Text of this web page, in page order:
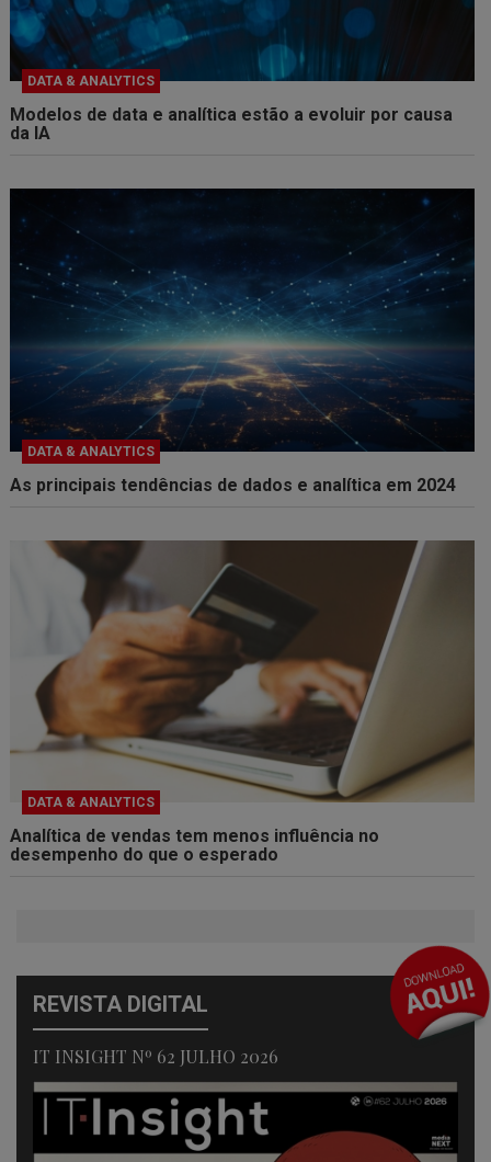
DATA & ANALYTICS
Modelos de data e analítica estão a evoluir por causa
da IA
DATA & ANALYTICS
As principais tendências de dados e analítica em 2024
DATA & ANALYTICS
Analítica de vendas tem menos influência no
desempenho do que o esperado
REVISTA DIGITAL
IT INSIGHT Nº 62 JULHO 2026